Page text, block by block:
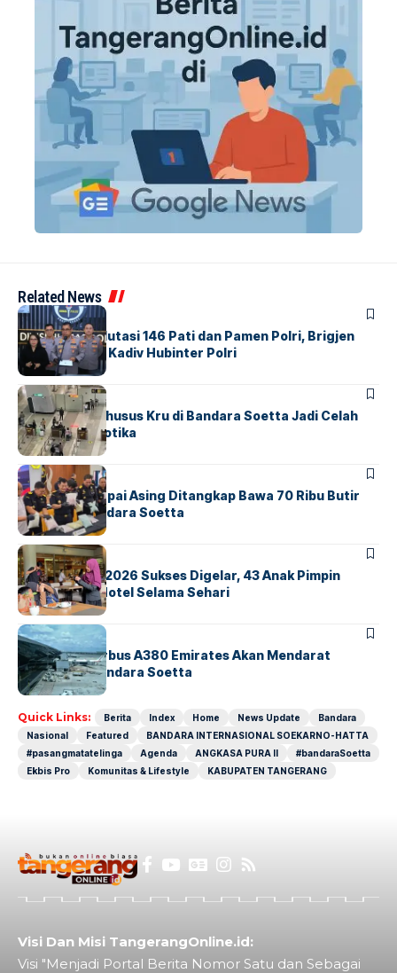
Related News
BERITA
Mabes Polri Mutasi 146 Pati dan Pamen Polri, Brigjen
Untung Jabat Kadiv Hubinter Polri
BANDARABERITA
Ketika Jalur Khusus Kru di Bandara Soetta Jadi Celah
Sindikat Narkotika
BANDARA BERITA
Kopilot Maskapai Asing Ditangkap Bawa 70 Ribu Butir
Ekstasi di Bandara Soetta
BERITAINDEX
GM For A Day 2026 Sukses Digelar, 43 Anak Pimpin
Operasional Hotel Selama Sehari
BANDARA BERITA
8 Agustus, Airbus A380 Emirates Akan Mendarat
Perdana di Bandara Soetta
Quick Links: Berita Index Home News Update
Bandara
Nasional
Featured
BANDARA INTERNASIONAL SOEKARNO-HATTA
#pasangmatatelinga
Agenda ANGKASA PURA II
#bandaraSoetta
Ekbis Pro
Komunitas & Lifestyle KABUPATEN TANGERANG
Visi Dan Misi TangerangOnline.id:
Visi "Menjadi Portal Berita Nomor Satu dan Sebagai